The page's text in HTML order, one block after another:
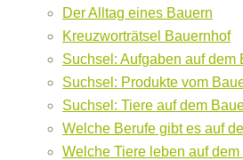
Der Alltag eines Bauern
Kreuzworträtsel Bauernhof
Suchsel: Aufgaben auf dem
Suchsel: Produkte vom
Suchsel: Tiere auf dem
Welche Berufe gibt es auf
Welche Tiere leben auf